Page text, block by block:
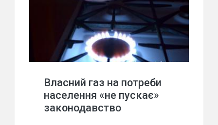
Власний газ на потреби
населення «не пускає»
законодавство